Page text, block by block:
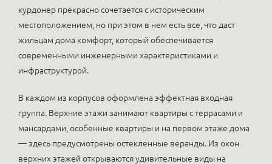
курдонер прекрасно сочетается с историческим
местоположением, но при этом в нем есть все, что даст
жильцам дома комфорт, который обеспечивается
современными инженерными характеристиками и
инфраструктурой.
В каждом из корпусов оформлена эффектная входная
группа. Верхние этажи занимают квартиры с террасами и
мансардами, особенные квартиры и на первом этаже дома
— здесь предусмотрены остекленные веранды. Из окон
верхних этажей открываются удивительные виды на